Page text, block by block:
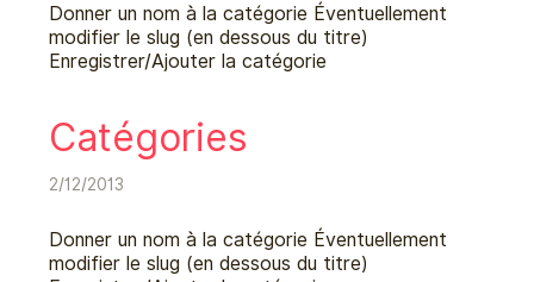
Donner un nom à la catégorie Éventuellement
modifier le slug (en dessous du titre)
Enregistrer/Ajouter la catégorie
Catégories
2/12/2013
Donner un nom à la catégorie Éventuellement
modifier le slug (en dessous du titre)